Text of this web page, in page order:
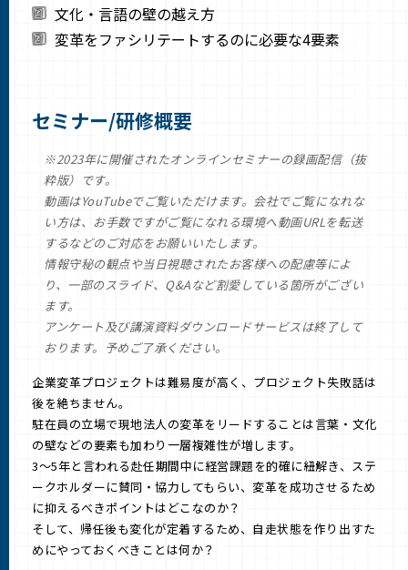
文化・言語の壁の越え方
変革をファシリテートするのに必要な4要素
セミナー/研修概要
※2023年に開催されたオンラインセミナーの録画配信（抜
粋版）です。
動画はYouTubeでご覧いただけます。会社でご覧になれな
い方は、お手数ですがご覧になれる環境へ動画URLを転送
するなどのご対応をお願いいたします。
情報守秘の観点や当日視聴されたお客様への配慮等によ
り、一部のスライド、Q&Aなど割愛している箇所がござい
ます。
アンケート及び講演資料ダウンロードサービスは終了して
おります。予めご了承ください。
企業変革プロジェクトは難易度が高く、プロジェクト失敗話は
後を絶ちません。
駐在員の立場で現地法人の変革をリードすることは言葉・文化
の壁などの要素も加わり一層複雑性が増します。
3〜5年と言われる赴任期間中に経営課題を的確に紐解き、ステ
ークホルダーに賛同・協力してもらい、変革を成功させるため
に抑えるべきポイントはどこなのか？
そして、帰任後も変化が定着するため、自走状態を作り出すた
めにやっておくべきことは何か？